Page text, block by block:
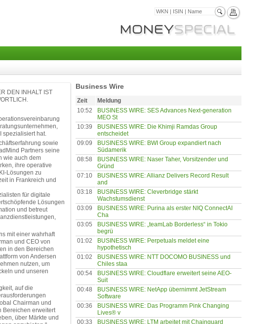
DEN INHALT IST
spezialisiert hat.
sowie
Partners seine
wie auch dem
ihre operative
Lösungen zu
in Frankreich und
für digitale
Lösungen
und betreut
mit einer wahrhaft
und CEO von
in den Bereichen
von Andersen
nutzen, um
und unseren
auf die
Chairman und
Bereichen erweitert
über Märkte und
Business Wire
Zeit
Meldung
10:52
BUSINESS WIRE: SES Advances Next-generation
MEO St
10:39
BUSINESS WIRE: Die Khimji Ramdas Group
entscheidet
09:09
BUSINESS WIRE: BWI Group expandiert nach
Südamerik
08:58
BUSINESS WIRE: Naser Taher, Vorsitzender und
Gründ
07:10
BUSINESS WIRE: Allianz Delivers Record Result
and
03:18
BUSINESS WIRE: Cleverbridge stärkt
Wachstumsdienst
03:09
BUSINESS WIRE: Purina als erster NIQ ConnectAI
Cha
03:05
BUSINESS WIRE: „teamLab Borderless“ in Tokio
begrü
01:02
BUSINESS WIRE: Perpetuals meldet eine
hypothetisch
01:02
BUSINESS WIRE: NTT DOCOMO BUSINESS und
Chiles staa
00:54
BUSINESS WIRE: Cloudflare erweitert seine AEO-
Suit
00:48
BUSINESS WIRE: NetApp übernimmt JetStream
Software
00:36
BUSINESS WIRE: Das Programm Pink Changing
Lives® v
00:33
BUSINESS WIRE: LTM arbeitet mit Chainguard